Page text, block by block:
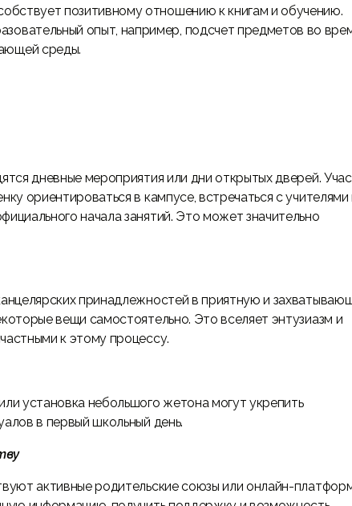
позитивному отношению к книгам и обучению.
опыт, например, подсчет предметов во
среды.
дневные мероприятия или дни открытых дверей.
ориентироваться в кампусе, встречаться с учителями
начала занятий. Это может значительно
принадлежностей в приятную и
вещи самостоятельно. Это вселяет энтузиазм и
к этому процессу.
установка небольшого жетона могут укрепить
в первый школьный день.
активные родительские союзы или онлайн-